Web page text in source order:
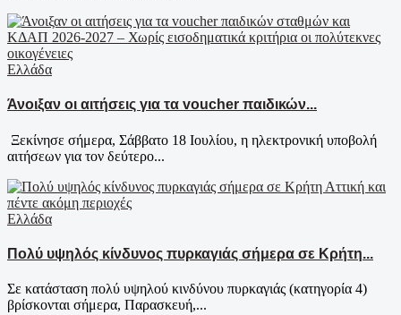
Ελλάδα
Άνοιξαν οι αιτήσεις για τα voucher παιδικών...
Ξεκίνησε σήμερα, Σάββατο 18 Ιουλίου, η ηλεκτρονική υποβολή
αιτήσεων για τον δεύτερο...
Ελλάδα
Πολύ υψηλός κίνδυνος πυρκαγιάς σήμερα σε Κρήτη...
Σε κατάσταση πολύ υψηλού κινδύνου πυρκαγιάς (κατηγορία 4)
βρίσκονται σήμερα, Παρασκευή,...